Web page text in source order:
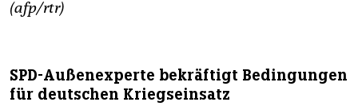
(afp/rtr)
SPD-Außenexperte bekräftigt Bedingungen
für deutschen Kriegseinsatz